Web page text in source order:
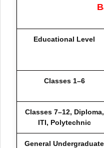
Educational Level
Classes 1–6
Classes 7–12, Diploma,
ITI, Polytechnic
General Undergraduate